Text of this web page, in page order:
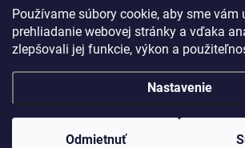
Používame súbory cookie, aby sme
prehliadanie webovej stránky a vďaka
zlepšovali jej funkcie, výkon a
Nastavenie
Odmietnuť
najlacnejsieautoradia.sk
Youtube
Copyright 2026Najlacnejsieautoradia.sk. Všetky